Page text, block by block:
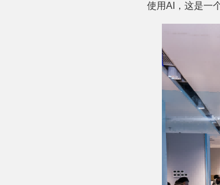
使用AI，这是一